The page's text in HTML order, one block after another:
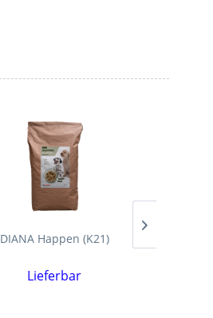
DIANA Happen (K21)
Lieferbar